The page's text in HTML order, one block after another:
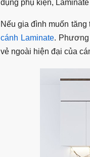
dụng phụ kiện,
Nếu gia đình muốn
cánh Laminate. Phương
vẻ ngoài hiện đại của